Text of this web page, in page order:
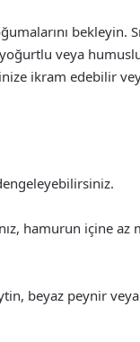
bekleyin.
veya
ikram edebilir
hamurun içine az
beyaz peynir